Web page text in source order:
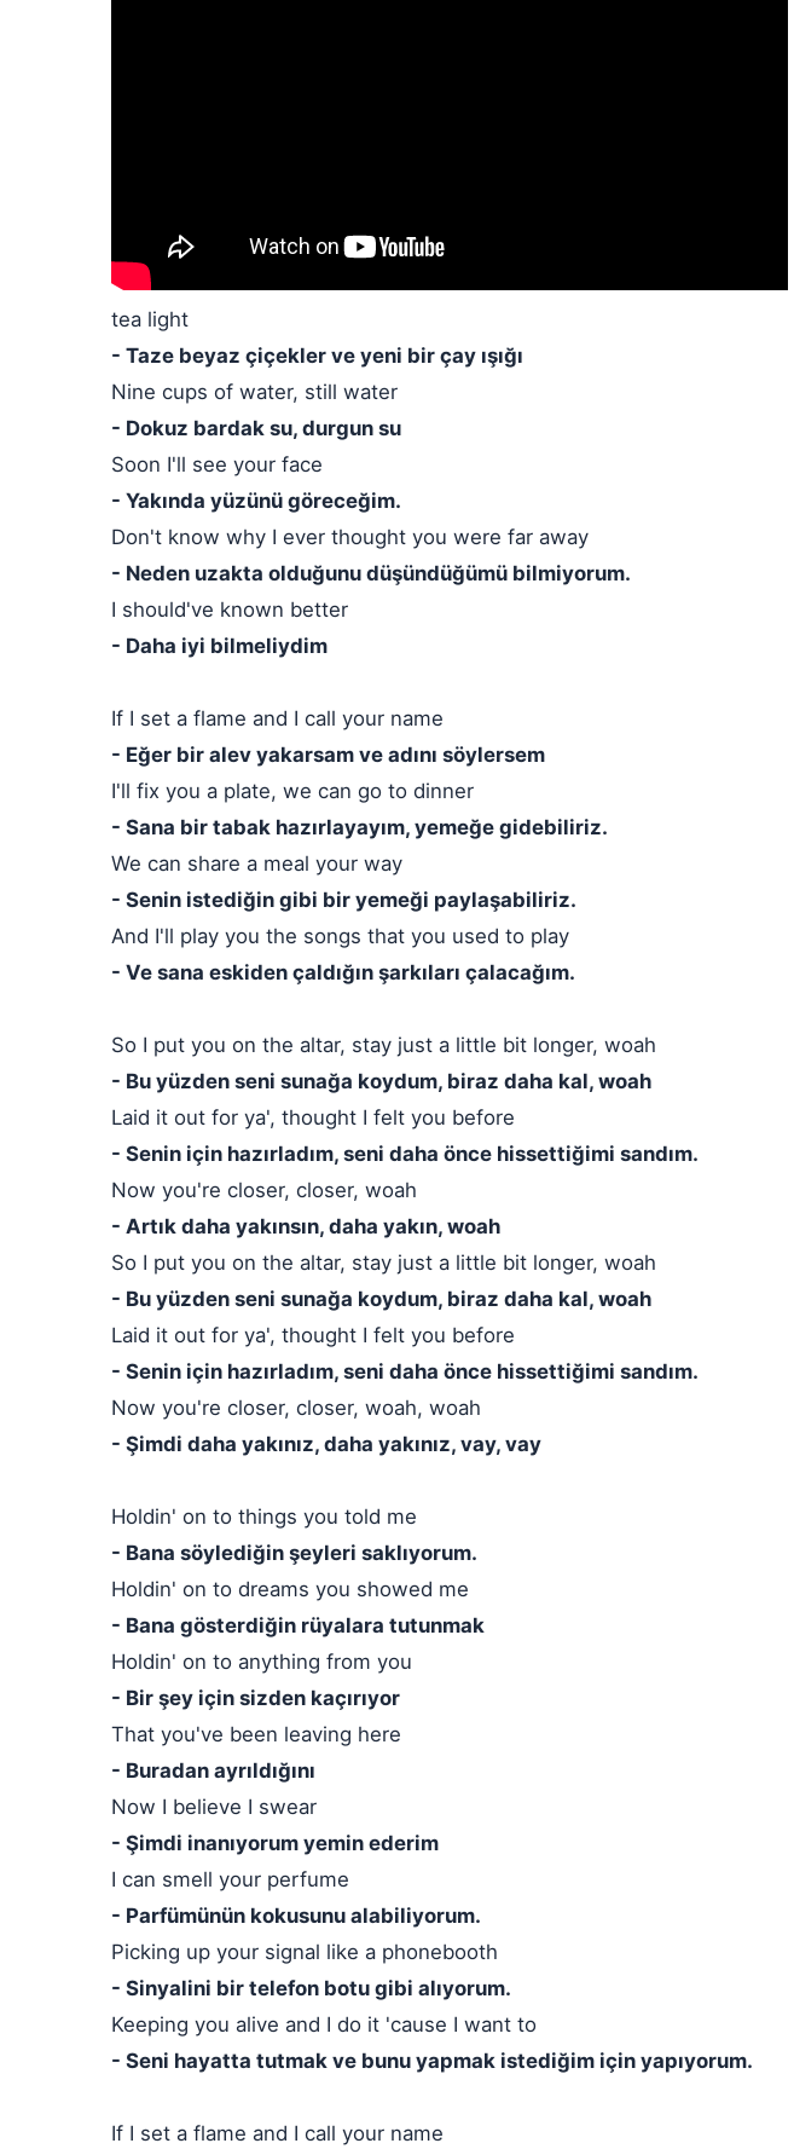
tea light
- Taze beyaz çiçekler ve yeni bir çay ışığı
Nine cups of water, still water
- Dokuz bardak su, durgun su
Soon I'll see your face
- Yakında yüzünü göreceğim.
Don't know why I ever thought you were far away
- Neden uzakta olduğunu düşündüğümü bilmiyorum.
I should've known better
- Daha iyi bilmeliydim
If I set a flame and I call your name
- Eğer bir alev yakarsam ve adını söylersem
I'll fix you a plate, we can go to dinner
- Sana bir tabak hazırlayayım, yemeğe gidebiliriz.
We can share a meal your way
- Senin istediğin gibi bir yemeği paylaşabiliriz.
And I'll play you the songs that you used to play
- Ve sana eskiden çaldığın şarkıları çalacağım.
So I put you on the altar, stay just a little bit longer, woah
- Bu yüzden seni sunağa koydum, biraz daha kal, woah
Laid it out for ya', thought I felt you before
- Senin için hazırladım, seni daha önce hissettiğimi sandım.
Now you're closer, closer, woah
- Artık daha yakınsın, daha yakın, woah
So I put you on the altar, stay just a little bit longer, woah
- Bu yüzden seni sunağa koydum, biraz daha kal, woah
Laid it out for ya', thought I felt you before
- Senin için hazırladım, seni daha önce hissettiğimi sandım.
Now you're closer, closer, woah, woah
- Şimdi daha yakınız, daha yakınız, vay, vay
Holdin' on to things you told me
- Bana söylediğin şeyleri saklıyorum.
Holdin' on to dreams you showed me
- Bana gösterdiğin rüyalara tutunmak
Holdin' on to anything from you
- Bir şey için sizden kaçırıyor
That you've been leaving here
- Buradan ayrıldığını
Now I believe I swear
- Şimdi inanıyorum yemin ederim
I can smell your perfume
- Parfümünün kokusunu alabiliyorum.
Picking up your signal like a phonebooth
- Sinyalini bir telefon botu gibi alıyorum.
Keeping you alive and I do it 'cause I want to
- Seni hayatta tutmak ve bunu yapmak istediğim için yapıyorum.
If I set a flame and I call your name